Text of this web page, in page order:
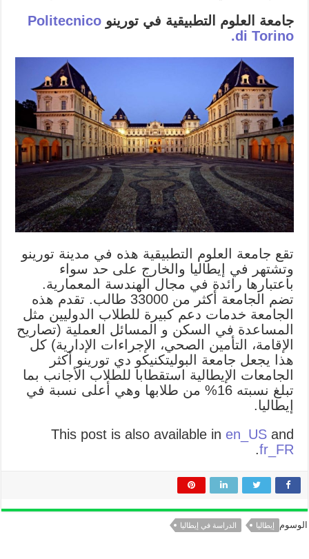
جامعة العلوم التطبيقية في تورينوPolitecnico
di Torino.
تقع جامعة العلوم التطبيقية هذه في مدينة تورينو
وتشتهر في إيطاليا والخارج على حد سواء
باعتبارها رائدة في مجال الهندسة المعمارية.
تضم الجامعة أكثر من 33000 طالب. تقدم هذه
الجامعة خدمات دعم كبيرة للطلاب الدوليين مثل
المساعدة في السكن و المسائل العملية (تصاريح
الإقامة، التأمين الصحي، الإجراءات الإدارية) كل
هذا يجعل جامعة البوليتكنيكو دي تورينو أكثر
الجامعات الإيطالية استقطابا للطلاب الأجانب بما
تبلغ نسبته 16% من طلابها وهي أعلى نسبة في
إيطاليا.
This post is also available in en_USand
fr_FR
.
الوسوم إيطاليا الدراسة في إيطاليا